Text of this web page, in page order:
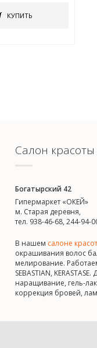
КУПИТЬ
Салон красоты
Богатырский 42
Гипермаркет «ОКЕЙ»
м. Старая деревня,
тел. 938-46-68, 244-94-
В нашем салоне
окрашивания волос
мелирование.
SEBASTIAN,
наращивание, гель-
коррекция бровей,